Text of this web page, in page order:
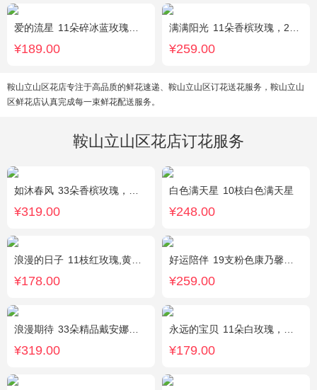
爱的流星 11朵碎冰蓝玫瑰，尤加利绿叶搭配
¥189.00
满满阳光 11朵香槟玫瑰，2朵向日葵，1个蓝色绣球，配花、桔梗、绿叶搭配
¥259.00
鞍山立山区花店专注于高品质的鲜花速递、鞍山立山区订花送花服务，鞍山立山
区鲜花店认真完成每一束鲜花配送服务。
鞍山立山区花店订花服务
如沐春风 33朵香槟玫瑰，绿叶搭配
¥319.00
白色满天星 10枝白色满天星
¥248.00
浪漫的日子 11枝红玫瑰,黄莺、满天星适量搭配。
¥178.00
好运陪伴 19支粉色康乃馨，3支多头香水百合，搭配满天星、黄莺装饰。
¥259.00
浪漫期待 33朵精品戴安娜粉玫瑰，叶上黄金适量搭配。
¥319.00
永远的宝贝 11朵白玫瑰，搭配适量紫色勿忘我、黄莺、栀子叶间插。
¥179.00